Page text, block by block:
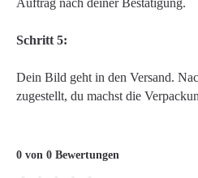
Auftrag nach deiner Bestätigung.
Schritt 5:
Dein Bild geht in den Versand.
zugestellt, du machst die
0 von 0 Bewertungen